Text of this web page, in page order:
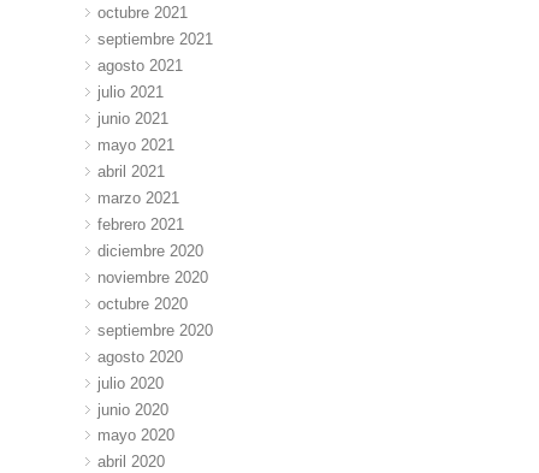
octubre 2021
septiembre 2021
agosto 2021
julio 2021
junio 2021
mayo 2021
abril 2021
marzo 2021
febrero 2021
diciembre 2020
noviembre 2020
octubre 2020
septiembre 2020
agosto 2020
julio 2020
junio 2020
mayo 2020
abril 2020